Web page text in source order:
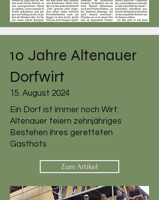
10 Jahre Altenauer
Dorfwirt
15. August 2024
Ein Dorf ist immer noch Wirt:
Altenauer feiern zehnjähriges
Bestehen ihres geretteten
Gasthofs
Zum Artikel